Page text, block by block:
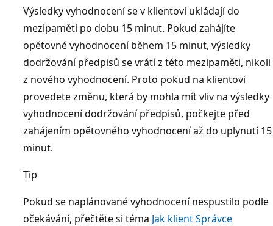
Výsledky vyhodnocení se v klientovi ukládají do
mezipaměti po dobu 15 minut. Pokud zahájíte
opětovné vyhodnocení během 15 minut, výsledky
dodržování předpisů se vrátí z této mezipaměti, nikoli
z nového vyhodnocení. Proto pokud na klientovi
provedete změnu, která by mohla mít vliv na výsledky
vyhodnocení dodržování předpisů, počkejte před
zahájením opětovného vyhodnocení až do uplynutí 15
minut.
Tip
Pokud se naplánované vyhodnocení nespustilo podle
očekávání, přečtěte si téma Jak klient Správce